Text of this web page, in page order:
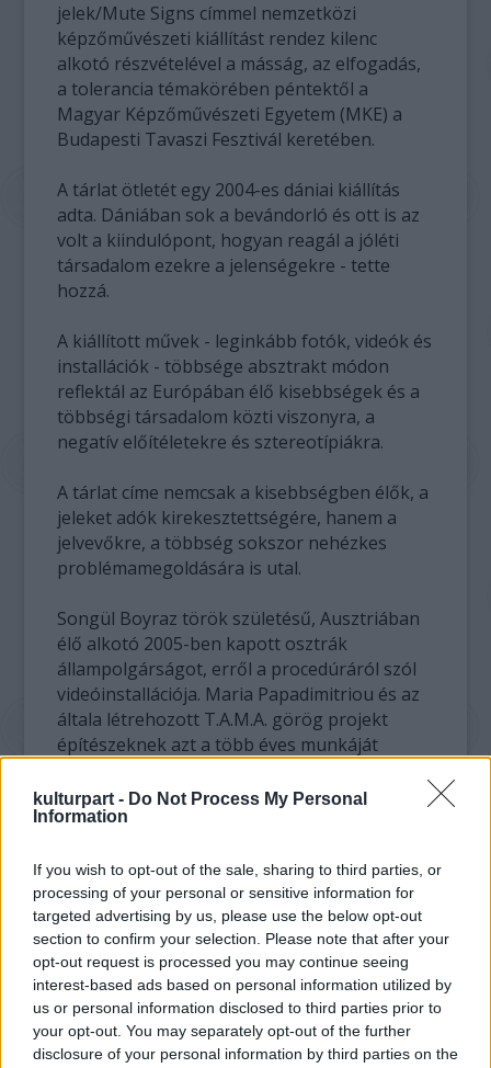
kulturpart - Do Not Process My Personal
Information
If you wish to opt-out of the sale, sharing to third parties, or
processing of your personal or sensitive information for
targeted advertising by us, please use the below opt-out
section to confirm your selection. Please note that after your
opt-out request is processed you may continue seeing
interest-based ads based on personal information utilized by
us or personal information disclosed to third parties prior to
your opt-out. You may separately opt-out of the further
disclosure of your personal information by third parties on the
jelek/Mute Signs címmel nemzetközi
képzőművészeti kiállítást rendez kilenc
alkotó részvételével a másság, az elfogadás,
a tolerancia témakörében péntektől a
Magyar Képzőművészeti Egyetem (MKE) a
Budapesti Tavaszi Fesztivál keretében.
A tárlat ötletét egy 2004-es dániai kiállítás
adta. Dániában sok a bevándorló és ott is az
volt a kiindulópont, hogyan reagál a jóléti
társadalom ezekre a jelenségekre - tette
hozzá.
A kiállított művek - leginkább fotók, videók és
installációk - többsége absztrakt módon
reflektál az Európában élő kisebbségek és a
többségi társadalom közti viszonyra, a
negatív előítéletekre és sztereotípiákra.
A tárlat címe nemcsak a kisebbségben élők, a
jeleket adók kirekesztettségére, hanem a
jelvevőkre, a többség sokszor nehézkes
problémamegoldására is utal.
Songül Boyraz török születésű, Ausztriában
élő alkotó 2005-ben kapott osztrák
állampolgárságot, erről a procedúráról szól
videóinstallációja. Maria Papadimitriou és az
általa létrehozott T.A.M.A. görög projekt
építészeknek azt a több éves munkáját
cigánytelepen lakók életminőségét javították
- adott példákat a tárlat rendezője.
Tamara Moyzes TV t_error című installációja
a cseh társadalom romákkal való
együttélését dolgozta fel provokatív módon.
Anna Molska és Wojtek Bakowski
videóművének helyszíne a bemowói
repülőtér kifutópályája, amelyen
kerekesszékes férfiak gurulnak. A lengyel
Joanna Rajkowska egy menekülttábor életét